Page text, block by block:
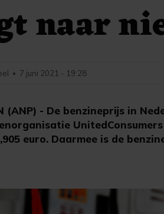
naar
(ANP) - De benzineprijs in
euro. Daarmee is de
• 7 juni 2021 - 19:28